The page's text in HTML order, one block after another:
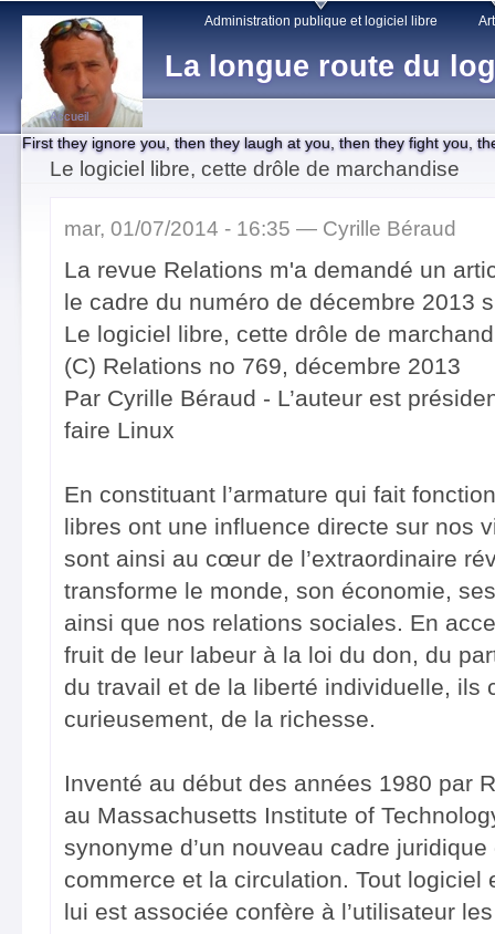
La longue route du
First they ignore you, then they laugh at you, then they fight you,
Main menu Administration publique et logiciel libre
You are here
Accueil
Le logiciel libre, cette drôle de marchandise
mar, 01/07/2014 - 16:35 — Cyrille Béraud
La revue Relations m'a demandé un
le cadre du numéro de décembre 2013
Le logiciel libre, cette drôle de
(C) Relations no 769, décembre 2013
Par Cyrille Béraud - L’auteur est
faire Linux
En constituant l’armature qui fait
libres ont une influence directe sur nos
sont ainsi au cœur de l’extraordinaire
transforme le monde, son économie,
ainsi que nos relations sociales. En
fruit de leur labeur à la loi du don, du
du travail et de la liberté individuelle, ils
curieusement, de la richesse.
Inventé au début des années 1980 par
au Massachusetts Institute of
synonyme d’un nouveau cadre
commerce et la circulation. Tout logiciel
lui est associée confère à l’utilisateur